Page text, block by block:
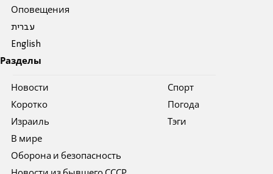
Оповещения
עברית
English
Разделы
Новости
Коротко
Израиль
В мире
Оборона и безопасность
Спорт
Погода
Тэги